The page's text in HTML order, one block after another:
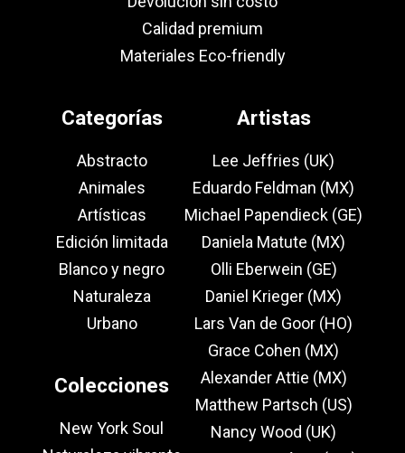
Calidad premium
Materiales Eco-friendly
Categorías
Abstracto
Animales
Artísticas
Edición limitada
Blanco y negro
Naturaleza
Urbano
Colecciones
New York Soul
Artistas
Lee Jeffries (UK)
Eduardo Feldman (MX)
Michael Papendieck (GE)
Daniela Matute (MX)
Olli Eberwein (GE)
Daniel Krieger (MX)
Lars Van de Goor (HO)
Grace Cohen (MX)
Alexander Attie (MX)
Matthew Partsch (US)
Nancy Wood (UK)